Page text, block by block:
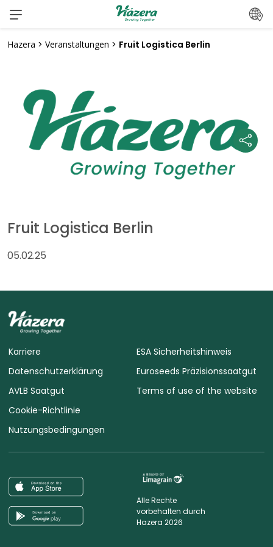
Zum
Inhalt
Hazera > Veranstaltungen > Fruit Logistica Berlin
Fruit Logistica Berlin
05.02.25
Karriere
Datenschutzerklärung
AVLB Saatgut
Cookie-Richtlinie
Nutzungsbedingungen
ESA Sicherheitshinweis
Euroseeds Präzisionssaatgut
Terms of use of the website
Alle Rechte
vorbehalten durch
Hazera 2026